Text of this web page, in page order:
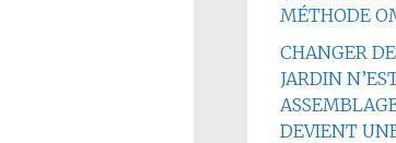
MÉTHODE
CHANGER
JARDIN
DEVIENT